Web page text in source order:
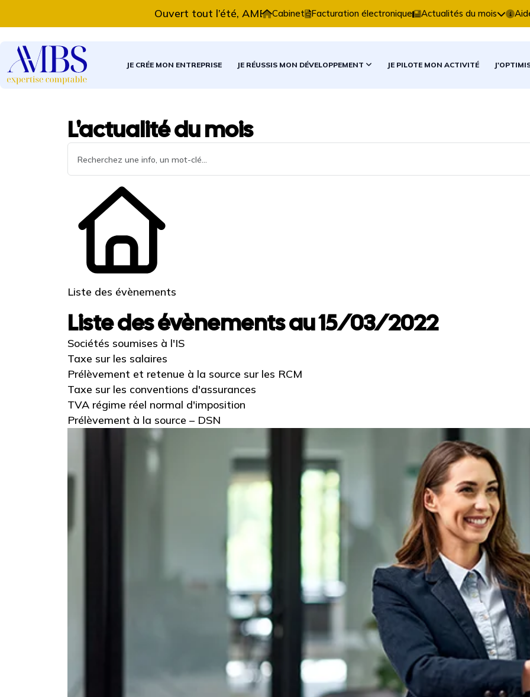
Ouvert tout l’été, AMBS Expertise Comptable vous accompagne dans vos
Cabinet Facturation électronique Actualités du mois
JE CRÉE MON ENTREPRISE JE RÉUSSIS MON DÉVELOPPEMENT JE PILOTE MON ACTIVITÉ
L'actualité du mois
Liste des évènements
Liste des évènements au 15/03/2022
Sociétés soumises à l'IS
Taxe sur les salaires
Prélèvement et retenue à la source sur les RCM
Taxe sur les conventions d'assurances
TVA régime réel normal d'imposition
Prélèvement à la source – DSN